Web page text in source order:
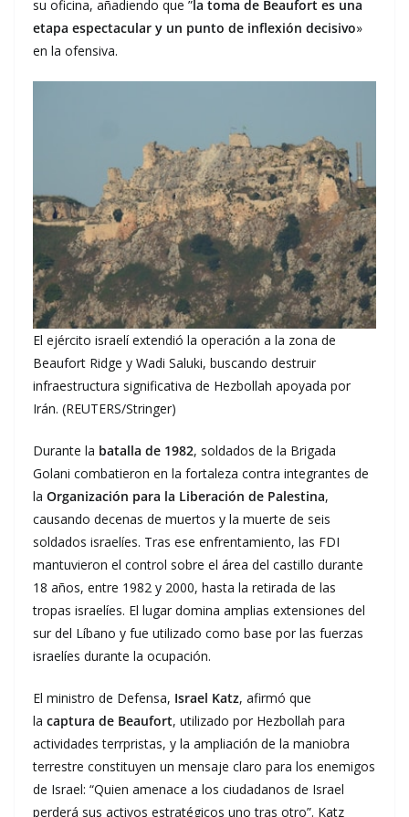
su oficina, añadiendo que ”la toma de Beaufort es una
etapa espectacular y un punto de inflexión decisivo»
en la ofensiva.
El ejército israelí extendió la operación a la zona de
Beaufort Ridge y Wadi Saluki, buscando destruir
infraestructura significativa de Hezbollah apoyada por
Irán. (REUTERS/Stringer)
Durante la batalla de 1982, soldados de la Brigada
Golani combatieron en la fortaleza contra integrantes de
la Organización para la Liberación de Palestina,
causando decenas de muertos y la muerte de seis
soldados israelíes. Tras ese enfrentamiento, las FDI
mantuvieron el control sobre el área del castillo durante
18 años, entre 1982 y 2000, hasta la retirada de las
tropas israelíes. El lugar domina amplias extensiones del
sur del Líbano y fue utilizado como base por las fuerzas
israelíes durante la ocupación.
El ministro de Defensa, Israel Katz, afirmó que
la captura de Beaufort, utilizado por Hezbollah para
actividades terrpristas, y la ampliación de la maniobra
terrestre constituyen un mensaje claro para los enemigos
de Israel: “Quien amenace a los ciudadanos de Israel
perderá sus activos estratégicos uno tras otro”. Katz